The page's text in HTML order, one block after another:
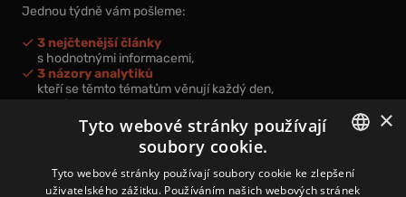
Jednou týdně vám pošleme:
3 nejčtenější články
s hodnotnými informacemi,
3 názory analytiků
kteří se těmto tématům věnují každý den,
nová videa a podcasty
k prohloubení vašich znalostí.
CZECH
×
Tyto webové stránky používají
soubory cookie.
Tyto webové stránky používají soubory cookie ke zlepšení
uživatelského zážitku. Používáním našich webových stránek